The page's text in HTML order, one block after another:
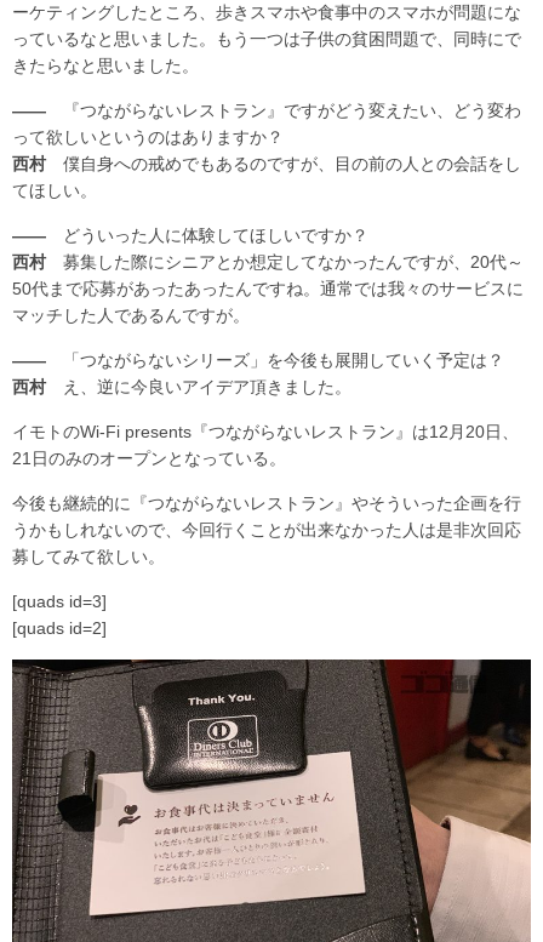
ーケティングしたところ、歩きスマホや食事中のスマホが問題にな
っているなと思いました。もう一つは子供の貧困問題で、同時にで
きたらなと思いました。
―― 『つながらないレストラン』ですがどう変えたい、どう変わ
って欲しいというのはありますか？
西村僕自身への戒めでもあるのですが、目の前の人との会話をし
てほしい。
―― どういった人に体験してほしいですか？
西村募集した際にシニアとか想定してなかったんですが、20代～
50代まで応募があったあったんですね。通常では我々のサービスに
マッチした人であるんですが。
―― 「つながらないシリーズ」を今後も展開していく予定は？
西村え、逆に今良いアイデア頂きました。
イモトのWi-Fi presents『つながらないレストラン』は12月20日、
21日のみのオープンとなっている。
今後も継続的に『つながらないレストラン』やそういった企画を行
うかもしれないので、今回行くことが出来なかった人は是非次回応
募してみて欲しい。
[quads id=3]
[quads id=2]